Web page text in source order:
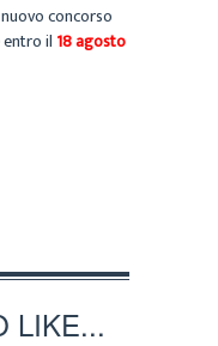
concorso
entro il 18 agosto
LIKE...